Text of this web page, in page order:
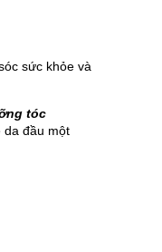
sức khỏe và
tóc
da đầu một